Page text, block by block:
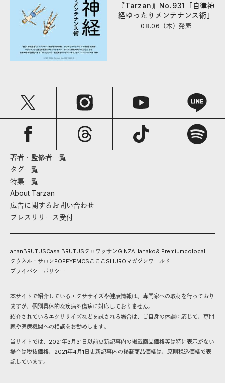
『Tarzan』No.931「自律神
経ゆったりメンテナンス術」
08.06（木）発売
著者・監修者一覧
タグ一覧
特集一覧
About Tarzan
広告に関するお問い合わせ
プレスリリース受付
ananBRUTUSCasa BRUTUS クロワッサンGINZAHanako& Premiumcolocal
クウネル・サロンPOPEYEMCS こここ SHUROマガジンワールド
プライバシーポリシー
本サイトで紹介しているエクササイズや健康情報は、専門家への取材を行っており
ますが、個別具体的な疾病や傷病に対応しておりません。
紹介されているエクササイズなどを試される場合は、ご自身の体調に応じて、専門
家や医療機関への相談をお勧めします。
当サイトでは、2021年3月31日以前更新記事内の掲載商品価格等は特に表示がない
場合は税抜価格、2021年4月1日更新記事内の掲載商品価格は、原則税込価格で表
記しています。